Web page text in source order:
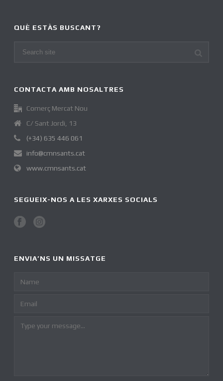
QUÈ ESTÀS BUSCANT?
CONTACTA AMB NOSALTRES
Comerç Mercat Nou
C/ Sant Jordi, 13
(+34) 635 446 061
info@cmnsants.cat
www.cmnsants.cat
SEGUEIX-NOS A LES XARXES SOCIALS
ENVIA’NS UN MISSATGE